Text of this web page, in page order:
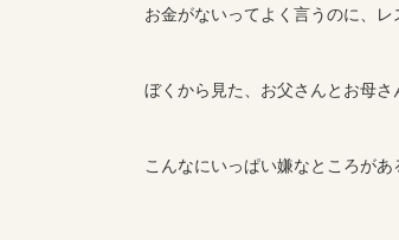
お金がないってよく言うのに、
ぼくから見た、お父さんとお母さ
こんなにいっぱい嫌なところがあ